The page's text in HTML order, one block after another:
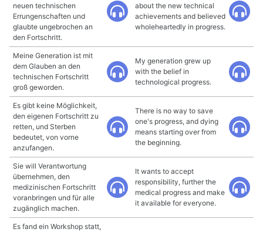
neuen technischen
Errungenschaften und
glaubte ungebrochen an
den Fortschritt.
about the new technical
achievements and believed
wholeheartedly in progress.
Meine Generation ist mit
dem Glauben an den
technischen Fortschritt
groß geworden.
My generation grew up
with the belief in
technological progress.
Es gibt keine Möglichkeit,
den eigenen Fortschritt zu
retten, und Sterben
bedeutet, von vorne
anzufangen.
There is no way to save
one's progress, and dying
means starting over from
the beginning.
Sie will Verantwortung
übernehmen, den
medizinischen Fortschritt
voranbringen und für alle
zugänglich machen.
It wants to accept
responsibility, further the
medical progress and make
it available for everyone.
Es fand ein Workshop statt,